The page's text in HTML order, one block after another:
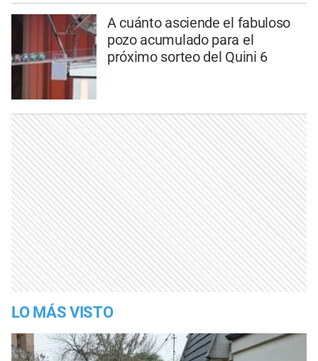
A cuánto asciende el fabuloso
pozo acumulado para el
próximo sorteo del Quini 6
LO MÁS VISTO